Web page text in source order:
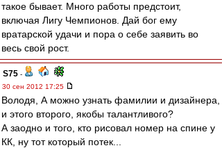
такое бывает. Много работы предстоит,
включая Лигу Чемпионов. Дай бог ему
вратарской удачи и пора о себе заявить во
весь свой рост.
S75 -
30 сен 2012 17:25
Володя, А можно узнать фамилии и дизайнера,
и этого второго, якобы талантливого?
А заодно и того, кто рисовал номер на спине у
КК, ну тот который потек...